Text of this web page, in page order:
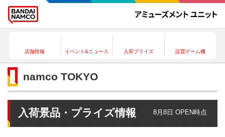
店舗情報 イベント&ニュース 入荷プライズ 設置ゲーム機
namco TOKYO
入荷景品・プライズ情報 8月8日 OPEN時点